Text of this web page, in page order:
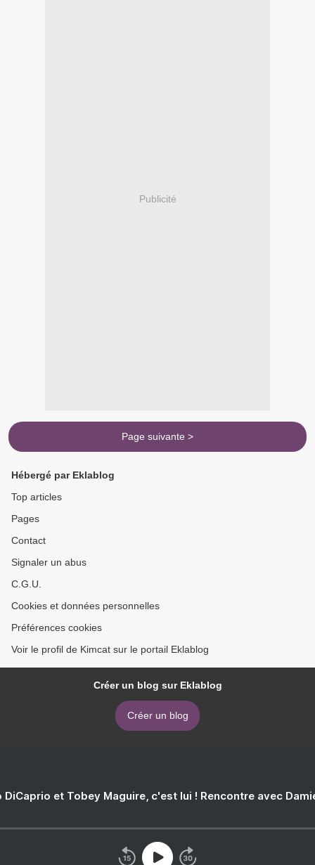
Publicité
Page suivante >
Hébergé par Eklablog
Top articles
Pages
Contact
Signaler un abus
C.G.U.
Cookies et données personnelles
Préférences cookies
Voir le profil de Kimcat sur le portail Eklablog
Créer un blog sur Eklablog
Créer un blog
DiCaprio et Tobey Maguire, c'est lui ! Rencontre avec